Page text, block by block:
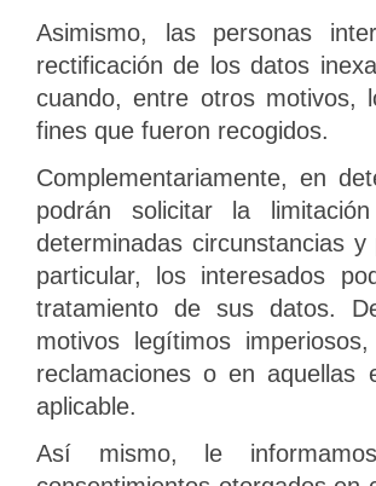
Asimismo, las personas
rectificación de los datos
cuando, entre otros motivos,
fines que fueron recogidos.
Complementariamente, en
podrán solicitar la
determinadas circunstancias
particular, los interesados
tratamiento de sus datos.
motivos legítimos
reclamaciones o en aquellas
aplicable.
Así mismo, le